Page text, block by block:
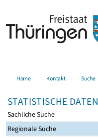
Home Kontakt Suche
STATISTISCHE DATEN
Sachliche Suche
Regionale Suche